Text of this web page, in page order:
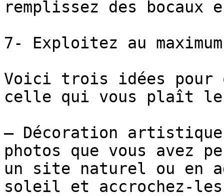
remplissez des
7- Exploitez au
Voici trois idées pour
celle qui vous plaît
– Décoration
photos que vous avez
un site naturel ou en
soleil et accrochez-